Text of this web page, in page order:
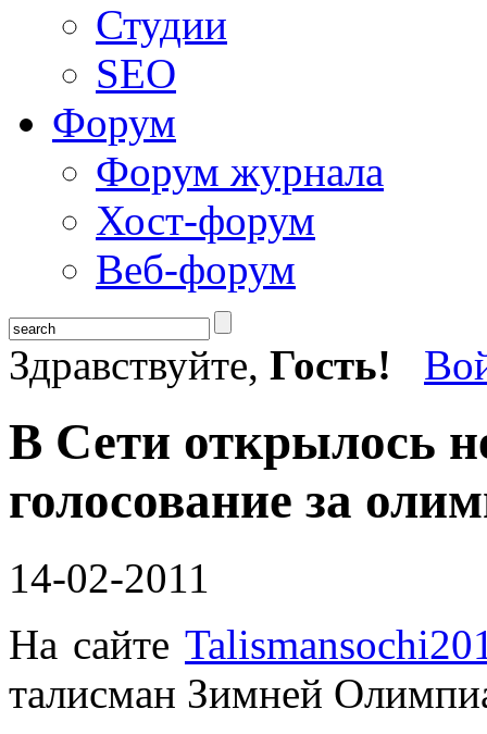
Студии
SEO
Форум
Форум журнала
Хост-форум
Веб-форум
Здравствуйте, Гость!
В Сети открылось
голосование за
14-02-2011
На сайте
талисман Зимней